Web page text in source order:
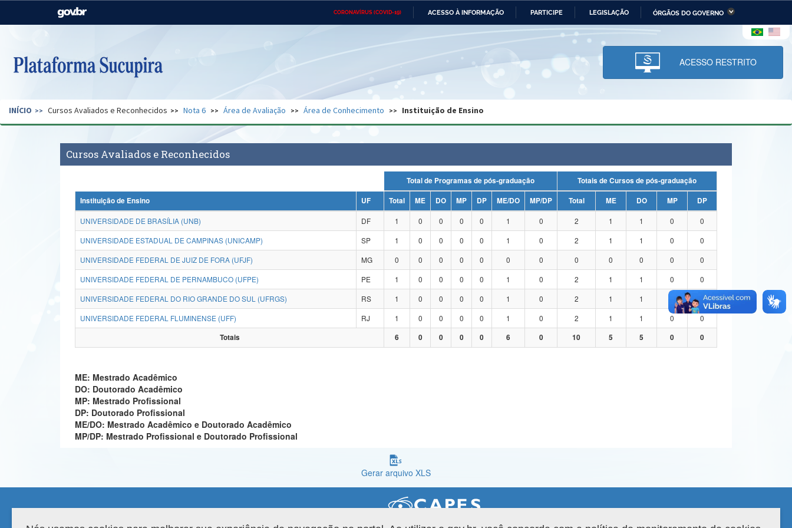
CORONAVÍRUS (COVID-19) ACESSO À INFORMAÇÃO PARTICIPE LEGISLAÇÃO ÓRGÃOS DO GOVERNO
Casa Civil Ministério das Relações Ministério da Economia Ministério da Infraestrutura
Pecuária e Abastecimento
Ministério da Ciência,
Tecnologia, Inovações e
Comunicações
Ministério do Desenvolvimento
Regional e dos Direitos Humanos
Secretaria de Governo Gabinete de Segurança Advocacia-Geral da União Banco Central do Brasil Planalto
ACESSO RESTRITO
INÍCIO Cursos Avaliados e Reconhecidos Nota 6 Área de Avaliação Área de Conhecimento Instituição de Ensino
Cursos Avaliados e Reconhecidos
Total de Programas de pós-graduação
Totais de Cursos de pós-graduação
Instituição de Ensino
UF Total ME DO MP DP ME/DO MP/DP Total ME DO MP
DP
UNIVERSIDADE DE BRASÍLIA (UNB)
DF 1 0 0 0 0 1 0 2 1 1 0
0
UNIVERSIDADE ESTADUAL DE CAMPINAS (UNICAMP)
SP 1 0 0 0 0 1 0 2 1 1 0
0
UNIVERSIDADE FEDERAL DE JUIZ DE FORA (UFJF)
MG 0 0 0 0 0 0 0 0 0 0 0
0
UNIVERSIDADE FEDERAL DE PERNAMBUCO (UFPE)
PE 1 0 0 0 0 1 0 2 1 1 0
0
UNIVERSIDADE FEDERAL DO RIO GRANDE DO SUL (UFRGS)
RS 1 0 0 0 0 1 0 2 1 1
0
UNIVERSIDADE FEDERAL FLUMINENSE (UFF)
RJ 1 0 0 0 0 1 0 2 1 1 0
0
Totais
6 0 0 0 0 6 0 10 5 5 0 0
ME: Mestrado Acadêmico
DO: Doutorado Acadêmico
MP: Mestrado Profissional
DP: Doutorado Profissional
ME/DO: Mestrado Acadêmico e Doutorado Acadêmico
MP/DP: Mestrado Profissional e Doutorado Profissional
Gerar arquivo XLS